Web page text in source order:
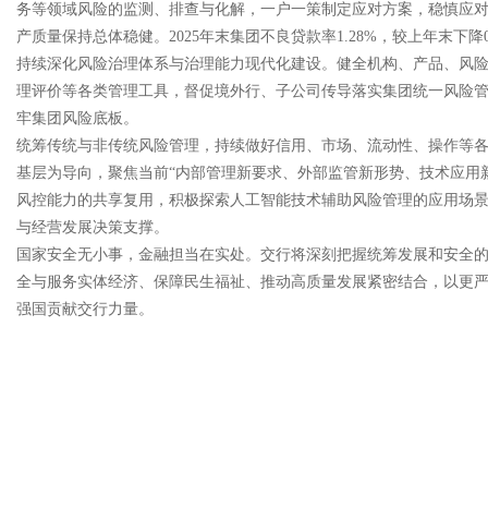
务等领域风险的监测、排查与化解，一户一策制定应对方案，稳慎应
产质量保持总体稳健。2025年末集团不良贷款率1.28%，较上年末下
持续深化风险治理体系与治理能力现代化建设。健全机构、产品、风
理评价等各类管理工具，督促境外行、子公司传导落实集团统一风险
牢集团风险底板。
统筹传统与非传统风险管理，持续做好信用、市场、流动性、操作等
基层为导向，聚焦当前“内部管理新要求、外部监管新形势、技术应
风控能力的共享复用，积极探索人工智能技术辅助风险管理的应用场
与经营发展决策支撑。
国家安全无小事，金融担当在实处。交行将深刻把握统筹发展和安
全与服务实体经济、保障民生福祉、推动高质量发展紧密结合，以更
强国贡献交行力量。